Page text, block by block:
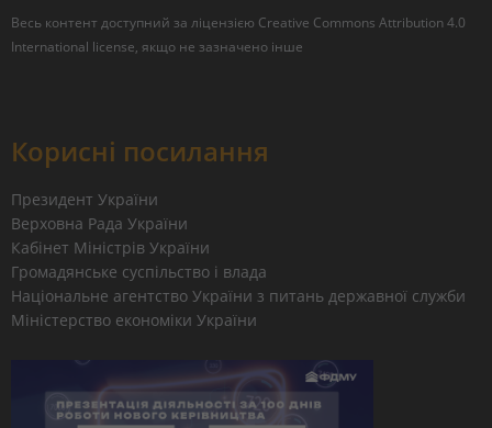
Весь контент доступний за ліцензією Creative Commons Attribution 4.0
International license, якщо не зазначено інше
Корисні посилання
Президент України
Верховна Рада України
Кабінет Міністрів України
Громадянське суспільство і влада
Національне агентство України з питань державної служби
Міністерство економіки України